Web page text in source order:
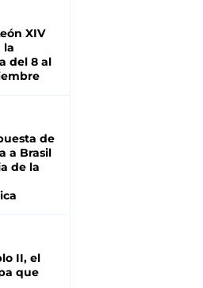
XIV
la
del 8 al
de
a Brasil
de la
II, el
que